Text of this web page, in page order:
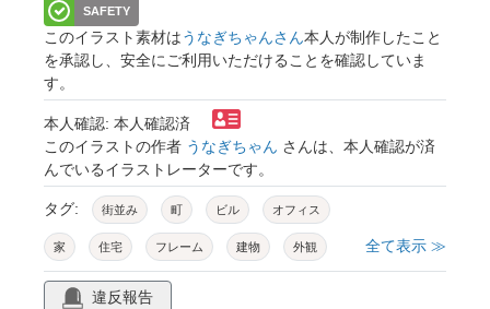
SAFETY
このイラスト素材はうなぎちゃんさん本人が制作したこと
を承認し、安全にご利用いただけることを確認していま
す。
本人確認: 本人確認済
このイラストの作者 うなぎちゃん さんは、本人確認が済
んでいるイラストレーターです。
タグ: 街並み 町 ビル オフィス
家 住宅 フレーム 建物 外観
枠 暮らし 生活
全て表示 ≫
違反報告